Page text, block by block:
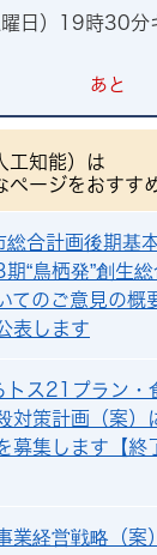
日）19時30分
あと
工知能）は
ページをおすす
合計画後期基
期“鳥栖発”創生
てのご意見の概
表します
トス21プラン・
対策計画（案）
募集します【終
業経営戦略（案